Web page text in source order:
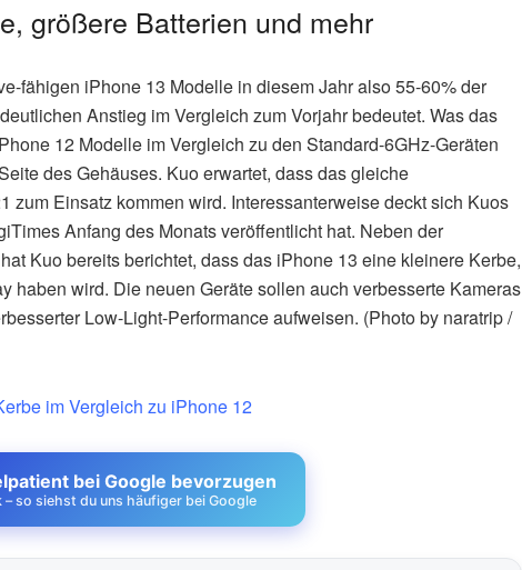
größere Batterien und mehr
fähigen iPhone 13 Modelle in diesem Jahr also 55-60% der
Anstieg im Vergleich zum Vorjahr bedeutet. Was das
12 Modelle im Vergleich zu den Standard-6GHz-Geräten
des Gehäuses. Kuo erwartet, dass das gleiche
zum Einsatz kommen wird. Interessanterweise deckt sich Kuos
Anfang des Monats veröffentlicht hat. Neben der
Kuo bereits berichtet, dass das iPhone 13 eine kleinere Kerbe,
haben wird. Die neuen Geräte sollen auch verbesserte Kameras
Low-Light-Performance aufweisen. (Photo by naratrip /
im Vergleich zu iPhone 12
bei Google bevorzugen
– so siehst du uns häufiger bei Google